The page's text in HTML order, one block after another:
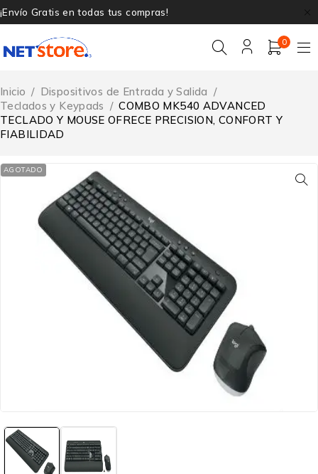
¡Envío Gratis en todas tus compras!
0
Inicio / Dispositivos de Entrada y Salida /
Teclados y Keypads / COMBO MK540 ADVANCED
TECLADO Y MOUSE OFRECE PRECISION, CONFORT Y
FIABILIDAD
AGOTADO